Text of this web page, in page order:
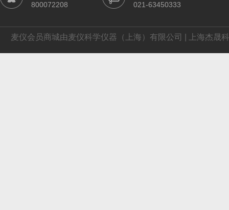
800072208 021-63450333
麦仪会员商城由麦仪科学仪器（上海）有限公司 | 上海杰